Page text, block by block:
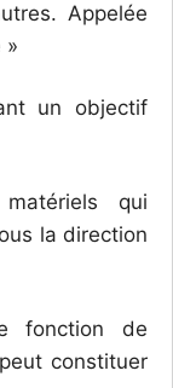
Appelée
»
un objectif
qui
la direction
fonction de
constituer